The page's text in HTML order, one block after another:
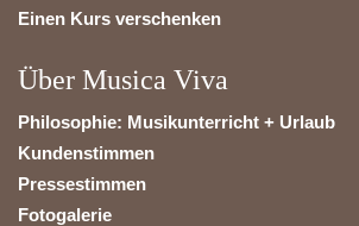
Einen Kurs verschenken
Über Musica Viva
Philosophie: Musikunterricht + Urlaub
Kundenstimmen
Pressestimmen
Fotogalerie